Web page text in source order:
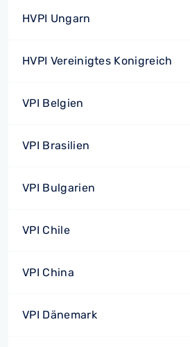
HVPI Ungarn
HVPI Vereinigtes Konigreich
VPI Belgien
VPI Brasilien
VPI Bulgarien
VPI Chile
VPI China
VPI Dänemark